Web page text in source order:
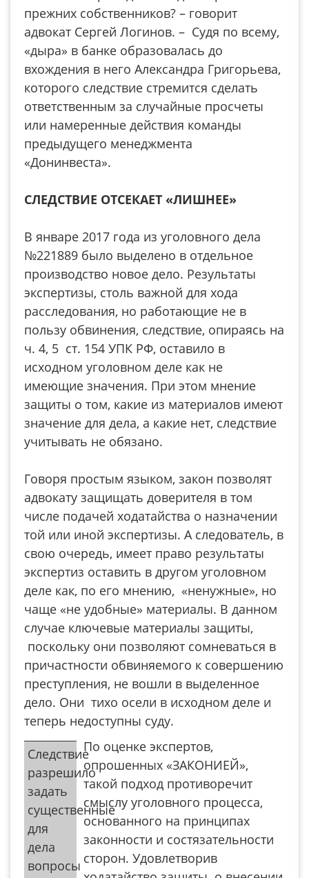
прежних собственников? – говорит
адвокат Сергей Логинов. – Судя по всему,
«дыра» в банке образовалась до
вхождения в него Александра Григорьева,
которого следствие стремится сделать
ответственным за случайные просчеты
или намеренные действия команды
предыдущего менеджмента
«Донинвеста».
СЛЕДСТВИЕ ОТСЕКАЕТ «ЛИШНЕЕ»
В январе 2017 года из уголовного дела
№221889 было выделено в отдельное
производство новое дело. Результаты
экспертизы, столь важной для хода
расследования, но работающие не в
пользу обвинения, следствие, опираясь на
ч. 4, 5 ст. 154 УПК РФ, оставило в
исходном уголовном деле как не
имеющие значения. При этом мнение
защиты о том, какие из материалов имеют
значение для дела, а какие нет, следствие
учитывать не обязано.
Говоря простым языком, закон позволят
адвокату защищать доверителя в том
числе подачей ходатайства о назначении
той или иной экспертизы. А следователь, в
свою очередь, имеет право результаты
экспертиз оставить в другом уголовном
деле как, по его мнению, «ненужные», но
чаще «не удобные» материалы. В данном
случае ключевые материалы защиты,
поскольку они позволяют сомневаться в
причастности обвиняемого к совершению
преступления, не вошли в выделенное
дело. Они тихо осели в исходном деле и
теперь недоступны суду.
Следствие
разрешило
задать
существенные
для
дела
вопросы
По оценке экспертов,
опрошенных «ЗАКОНИЕЙ»,
такой подход противоречит
смыслу уголовного процесса,
основанного на принципах
законности и состязательности
сторон. Удовлетворив